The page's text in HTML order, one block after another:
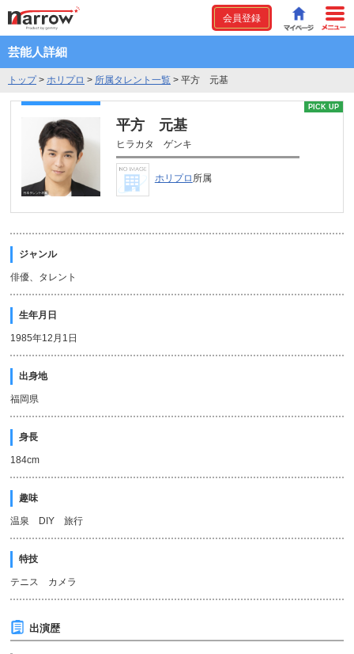
会員登録
芸能人詳細
トップ> ホリプロ > 所属タレント一覧 > 平方 元基
PICK UP
平方 元基
ヒラカタ ゲンキ
ホリプロ 所属
ジャンル
俳優、タレント
生年月日
1985年12月1日
出身地
福岡県
身長
184cm
趣味
温泉 DIY 旅行
特技
テニス カメラ
出演歴